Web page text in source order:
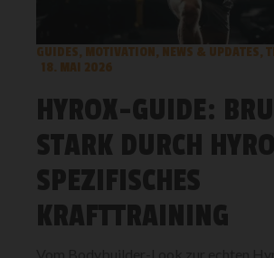
GUIDES, MOTIVATION, NEWS & UPDATES,
18. MAI 2026
HYROX-GUIDE:
STARK DURCH
SPEZIFISCHES
KRAFTTRAINING